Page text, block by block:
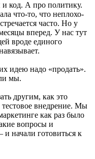
код. А про политику.
что-то, что неплохо-
часто. Но у
вперед. У нас тут
вроде единого
идею надо «продать».
мы.
другим, как это
внедрение. Мы
как раз было
вопросы и
начали готовиться к